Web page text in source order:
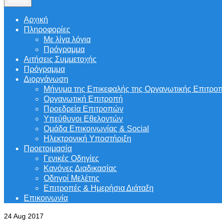
Αρχική
Πληροφορίες
Με λίγα λόγια
Πρόγραμμα
Αιτήσεις Συμμετοχής
Πρόγραμμα
Διοργάνωση
Μήνυμα της Επικεφαλής της Οργανωτικής
Οργανωτική Επιτροπή
Προεδρεία Επιτροπών
Υπεύθυνοι Εθελοντών
Ομάδα Επικοινωνίας & Social
Ηλεκτρονική Υποστήριξη
Προετοιμασία
Γενικές Οδηγίες
Κανόνες Διαδικασίας
Οδηγοί Μελέτης
Επιτροπές & Ημερήσια Διάταξη
Επικοινωνία
24Aug 2017